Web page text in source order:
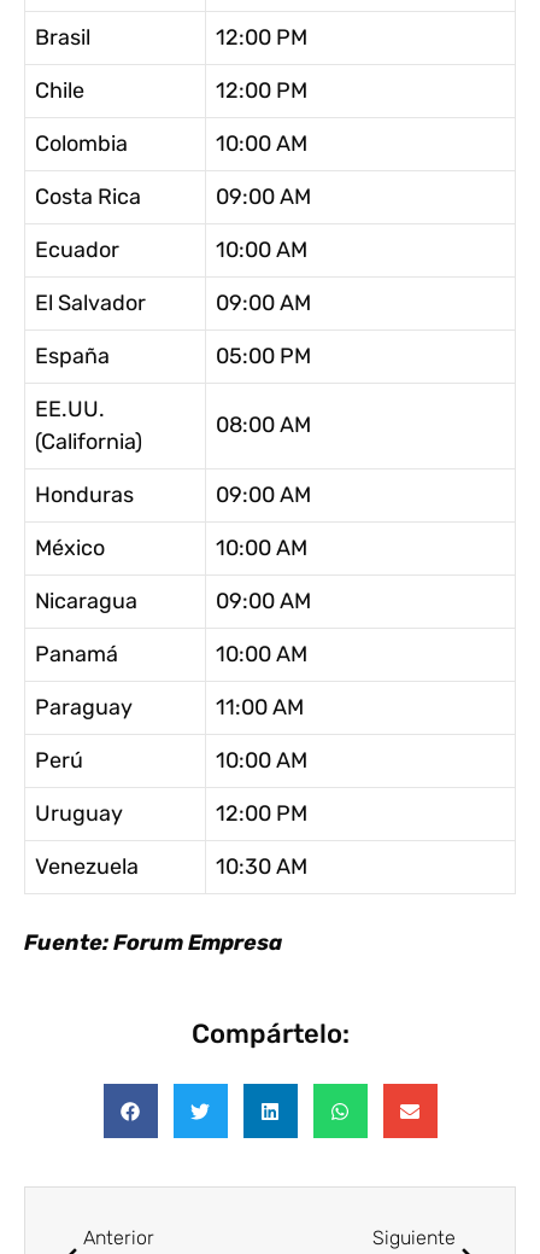
Brasil
12:00 PM
Chile
12:00 PM
Colombia
10:00 AM
Costa Rica
09:00 AM
Ecuador
10:00 AM
El Salvador
09:00 AM
España
05:00 PM
EE.UU.
(California)
08:00 AM
Honduras
09:00 AM
México
10:00 AM
Nicaragua
09:00 AM
Panamá
10:00 AM
Paraguay
11:00 AM
Perú
10:00 AM
Uruguay
12:00 PM
Venezuela
10:30 AM
Fuente: Forum Empresa
Compártelo:
Anterior Siguiente